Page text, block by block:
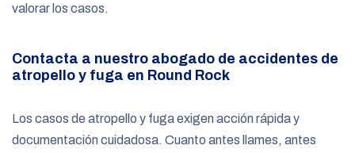
valorar los casos.
Contacta a nuestro abogado de accidentes de
atropello y fuga en Round Rock
Los casos de atropello y fuga exigen acción rápida y
documentación cuidadosa. Cuanto antes llames, antes